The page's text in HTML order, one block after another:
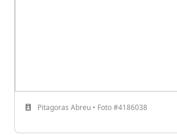
Pitagoras Abreu • Foto #4186038